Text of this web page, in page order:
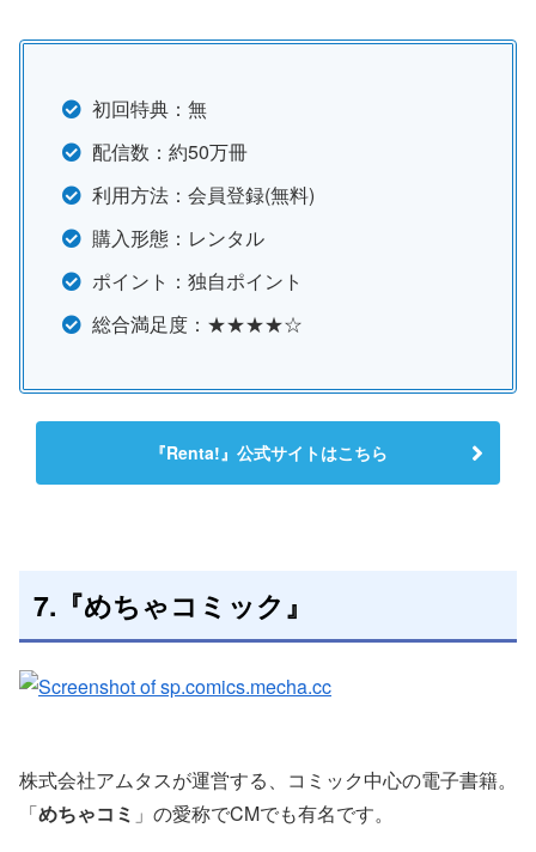
初回特典：無
配信数：約50万冊
利用方法：会員登録(無料)
購入形態：レンタル
ポイント：独自ポイント
総合満足度：★★★★☆
『Renta!』公式サイトはこちら
7.『めちゃコミック』
株式会社アムタスが運営する、コミック中心の電子書籍。
「めちゃコミ 」の愛称でCMでも有名です。